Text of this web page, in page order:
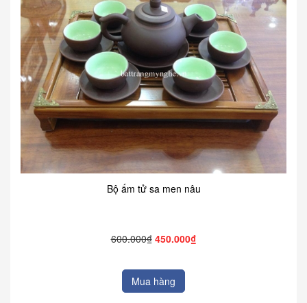
Bộ ấm tử sa men nâu
600.000₫ 450.000₫
Mua hàng